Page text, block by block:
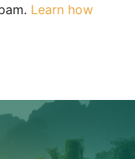
Learn how